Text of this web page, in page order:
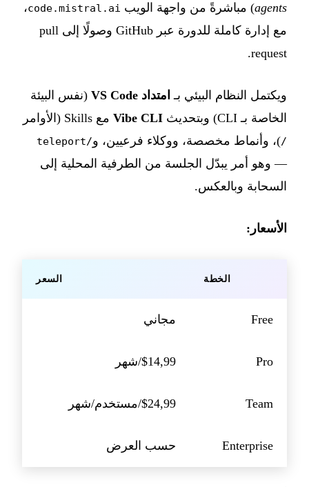
agents) مباشرةً من واجهة الويب code.mistral.ai،
مع إدارة كاملة للدورة عبر GitHub وصولًا إلى pull
request.
ويكتمل النظام البيئي بـ امتداد VS Code
(نفس البيئة
الخاصة بـ CLI) وبتحديث
Vibe CLI مع Skills (الأوامر
/)، وأنماط مخصصة، ووكلاء فرعيين، و/teleport
— وهو أمر يبدّل الجلسة من الطرفية المحلية إلى
السحابة وبالعكس.
الأسعار:
الخطة السعر
Free مجاني
Pro $14,99/شهر
Team $24,99/مستخدم/شهر
Enterprise حسب العرض